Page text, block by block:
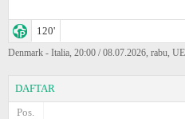
120'
Denmark - Italia, 20:00 / 08.07.2026, rabu,
DAFTAR
Pos.